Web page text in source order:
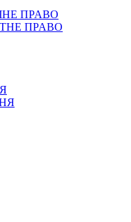
ПРАВО
ПРАВО